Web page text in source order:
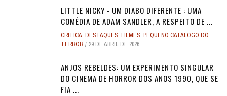
LITTLE NICKY - UM DIABO DIFERENTE : UMA
COMÉDIA DE ADAM SANDLER, A RESPEITO DE ...
CRÍTICA, DESTAQUES, FILMES, PEQUENO CATÁLOGO DO
TERROR
29 DE ABRIL DE 2026
ANJOS REBELDES: UM EXPERIMENTO SINGULAR
DO CINEMA DE HORROR DOS ANOS 1990, QUE SE
FIA ...